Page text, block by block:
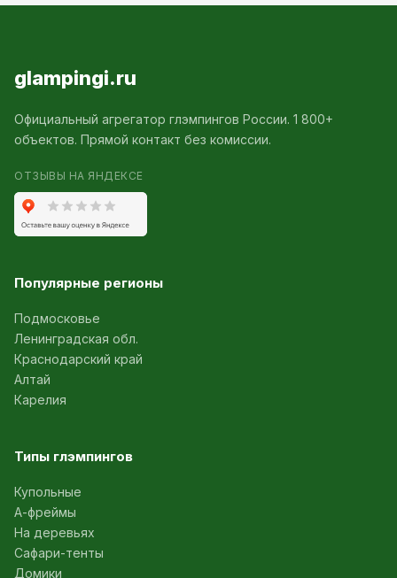
glampingi.ru
Официальный агрегатор глэмпингов России. 1 800+
объектов. Прямой контакт без комиссии.
ОТЗЫВЫ НА ЯНДЕКСЕ
Популярные регионы
Подмосковье
Ленинградская обл.
Краснодарский край
Алтай
Карелия
Типы глэмпингов
Купольные
А-фреймы
На деревьях
Сафари-тенты
Домики